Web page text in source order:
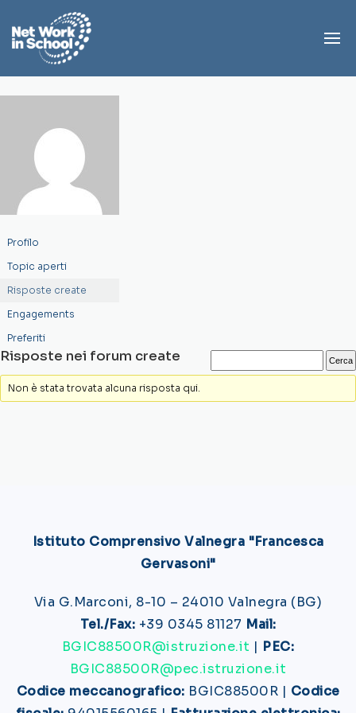
Profilo
Topic aperti
Risposte create
Engagements
Preferiti
Risposte nei forum create
Non è stata trovata alcuna risposta qui.
Istituto Comprensivo Valnegra "Francesca
Gervasoni"
Via G.Marconi, 8-10 – 24010 Valnegra (BG)
Tel./Fax: +39 0345 81127 Mail:
BGIC88500R@istruzione.it | PEC:
BGIC88500R@pec.istruzione.it
Codice meccanografico: BGIC88500R | Codice